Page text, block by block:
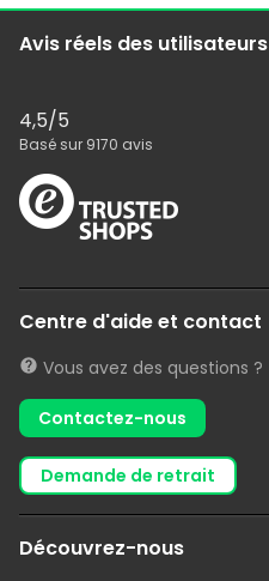
Avis réels des utilisateurs
4,5/5
Basé sur 9170 avis
Centre d'aide et contact
Vous avez des questions ?
Contactez-nous
demande de retrait
Découvrez-nous